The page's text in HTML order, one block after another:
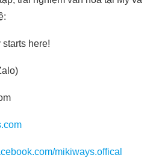
here!
mikiways.offical